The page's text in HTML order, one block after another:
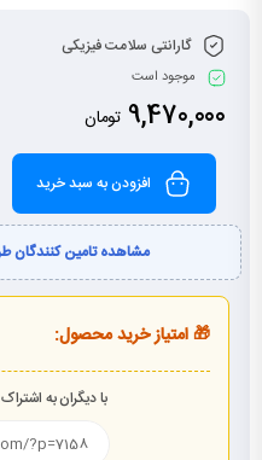
گارانتی سلامت فیزیکی
موجود است
9,470,000 تومان
افزودن به سبد خرید
مشاهده تامین کنندگان
🎁 امتیاز خرید محصول:
با دیگران به اشتراک